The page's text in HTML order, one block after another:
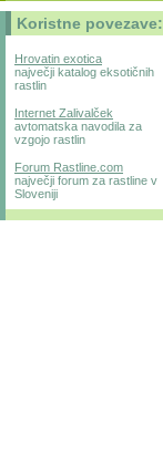
Koristne povezave:
Hrovatin exotica
največji katalog eksotičnih
rastlin
Internet Zalivalček
avtomatska navodila za
vzgojo rastlin
Forum Rastline.com
največji forum za rastline v
Sloveniji